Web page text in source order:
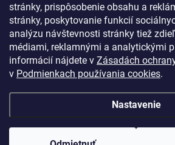
stránky, prispôsobenie obsahu a
stránky, poskytovanie funkcií
analýzu návštevnosti stránky tiež
médiami, reklamnými a analytickými
informácií nájdete v Zásadách
v Podmienkach používania cookies.
Nastavenie
Nenechajte si ujsť novinky a sledujte
kukalishop
Copyright 2026www.kukali.sk. Všetky práva